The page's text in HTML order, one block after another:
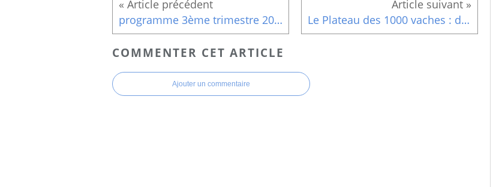
programme 3ème trimestre 2018 Le Plateau des 1000 vaches : dimanche, LE PUY DE SARRAN
COMMENTER CET ARTICLE
Ajouter un commentaire